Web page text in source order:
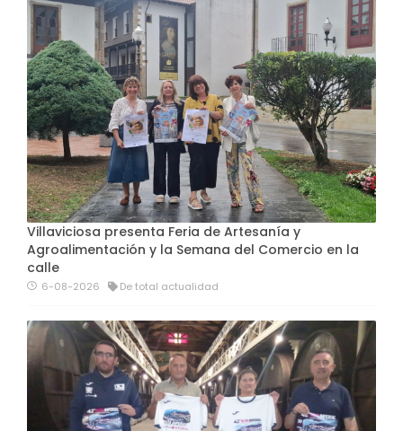
Villaviciosa presenta Feria de Artesanía y
Agroalimentación y la Semana del Comercio en la
calle
6-08-2026 De total actualidad